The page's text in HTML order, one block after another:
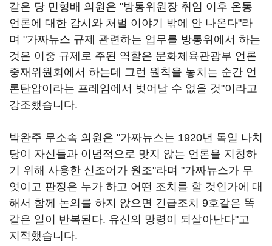
같은 당 민형배 의원은 "방통위원장 취임 이후 온통
언론에 대한 감시와 처벌 이야기 밖에 안 나온다"라
며 "가짜뉴스 규제 관련하는 업무를 방통위에서 하는
것은 이중 규제로 주된 역할은 문화체육관광부 언론
중재위원회에서 하는데 그런 원칙을 놓치는 순간 언
론탄압이라는 프레임에서 벗어날 수 없을 것"이라고
강조했습니다.
박완주 무소속 의원은 "가짜뉴스는 1920년 독일 나치
당이 자신들과 이념적으로 맞지 않는 언론을 지칭하
기 위해 사용한 신조어가 원조"라며 "가짜뉴스가 무
엇이고 판정은 누가 하고 어떤 조치를 할 것인가에 대
해서 함께 논의를 하지 않으면 긴급조치 9호같은 똑
같은 일이 반복된다. 유신의 망령이 되살아난다"고
지적했습니다.